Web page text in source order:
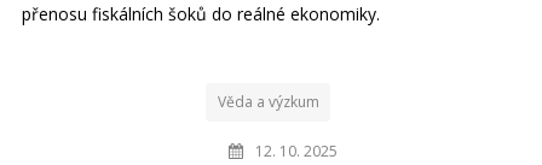
přenosu fiskálních šoků do reálné ekonomiky.
Věda a výzkum
12. 10. 2025